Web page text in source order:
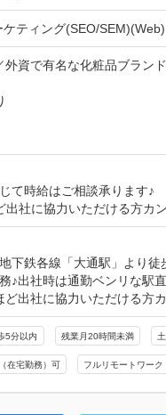
ティング(SEO/SEM)(Web)
外資で有名な化粧品ブラ
て時給はご相談承ります♪
出社に協力いただける方カ
下鉄各線「大通駅」より徒
♪出社時は通勤ベンリな駅
ど出社に協力いただける方
5分以内 残業月20時間未満
在宅勤務）可 フルリモートワーク